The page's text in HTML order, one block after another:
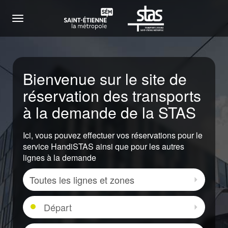
Menu
Bienvenue sur le site de
réservation des transports
à la demande de la STAS
Ici, vous pouvez effectuer vos réservations pour le
service HandiSTAS ainsi que pour les autres
lignes à la demande
Zone
Départ